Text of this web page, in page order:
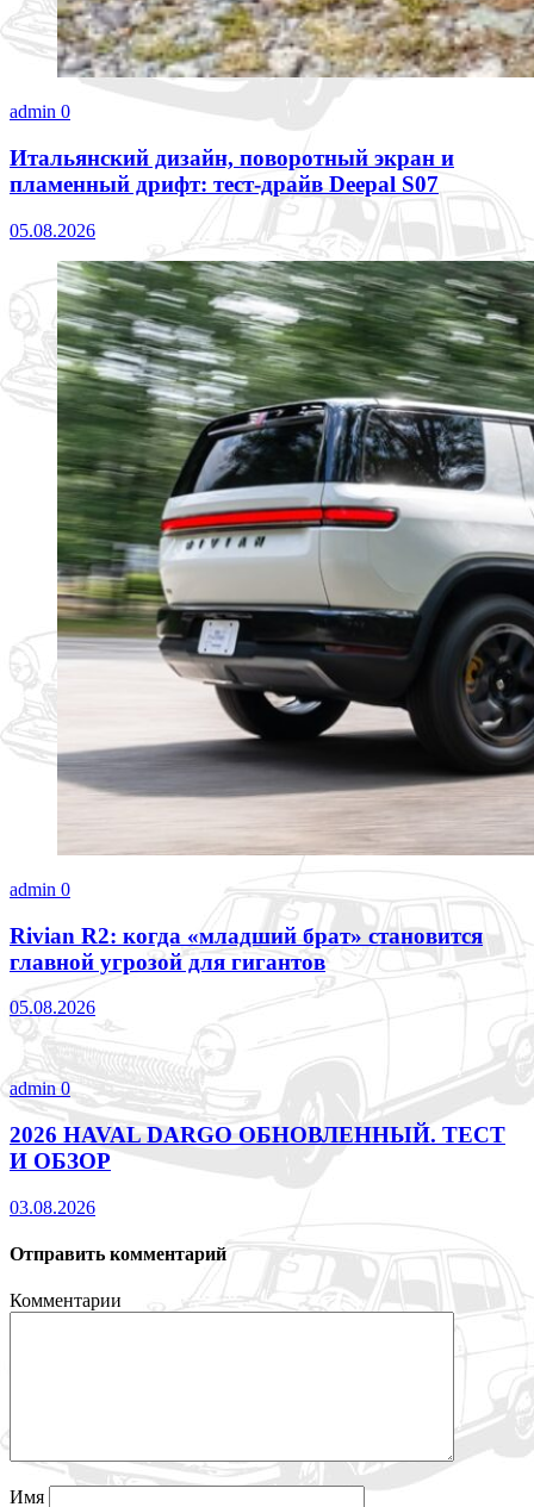
admin 0
Итальянский дизайн, поворотный экран и
пламенный дрифт: тест-драйв Deepal S07
05.08.2026
admin 0
Rivian R2: когда «младший брат» становится
главной угрозой для гигантов
05.08.2026
admin0
2026 HAVAL DARGO ОБНОВЛЕННЫЙ. ТЕСТ
И ОБЗОР
03.08.2026
Отправить комментарий
Комментарии
Имя